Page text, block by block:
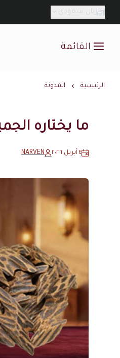
ريال سعودي
القائمة
الرئيسية المدونة
ما يختاره
٤ أبريل ٢٠٢٦ NARVEN